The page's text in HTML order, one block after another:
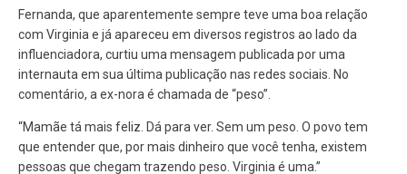
Fernanda, que aparentemente sempre teve uma boa relação
com Virginia e já apareceu em diversos registros ao lado da
influenciadora, curtiu uma mensagem publicada por uma
internauta em sua última publicação nas redes sociais. No
comentário, a ex-nora é chamada de “peso”.
“Mamãe tá mais feliz. Dá para ver. Sem um peso. O povo tem
que entender que, por mais dinheiro que você tenha, existem
pessoas que chegam trazendo peso. Virginia é uma.”